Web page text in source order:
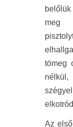
meg
tömeg
Az